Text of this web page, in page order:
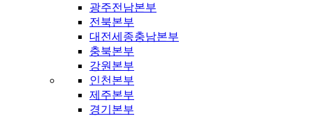
광주전남본부
전북본부
대전세종충남본부
충북본부
강원본부
인천본부
제주본부
경기본부